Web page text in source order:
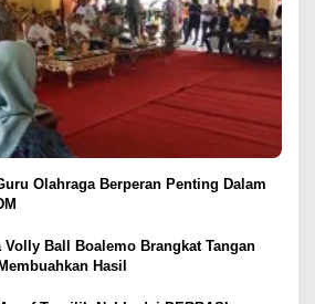
Olahraga Berperan Penting Dalam
Volly Ball Boalemo Brangkat Tangan
Hasil